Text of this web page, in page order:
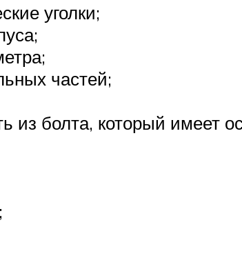
уголки;
частей;
из болта, который имеет